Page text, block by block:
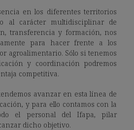
en los diferentes territorios
al carácter multidisciplinar de
transferencia y formación, nos
para hacer frente a los
agroalimentario. Sólo si tenemos
y coordinación podremos
competitiva.
avanzar en esta línea de
y para ello contamos con la
el personal del Ifapa, pilar
dicho objetivo.